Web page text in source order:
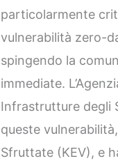
particolarmente
vulnerabilità zero-
spingendo la
immediate.
Infrastrutture degli
queste
Sfruttate (KEV), e